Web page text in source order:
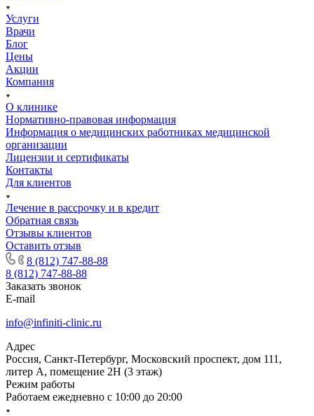
Услуги
Врачи
Блог
Цены
Акции
Компания
О клинике
Нормативно-правовая информация
Информация о медицинских работниках медицинской
организации
Лицензии и сертификаты
Контакты
Для клиентов
Лечение в рассрочку и в кредит
Обратная связь
Отзывы клиентов
Оставить отзыв
8 (812) 747-88-88
8 (812) 747-88-88
Заказать звонок
E-mail
info@infiniti-clinic.ru
Адрес
Россия, Санкт-Петербург, Московский проспект, дом 111,
литер А, помещение 2Н (3 этаж)
Режим работы
Работаем ежедневно с 10:00 до 20:00